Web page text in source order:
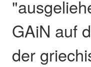
GAiN auf
der